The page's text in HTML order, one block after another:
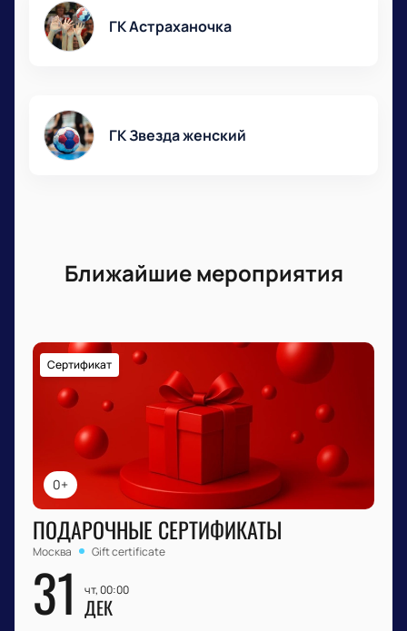
ГК Астраханочка
ГК Звезда женский
Ближайшие мероприятия
0+
Сертификат
ПОДАРОЧНЫЕ СЕРТИФИКАТЫ
Москва Gift certificate
31 чт, 00:00
ДЕК